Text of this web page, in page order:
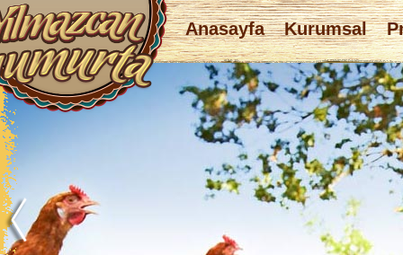
Anasayfa Kurumsal